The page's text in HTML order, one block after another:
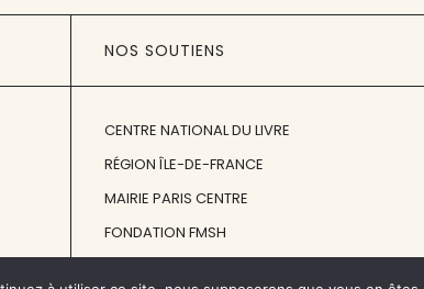
NOS SOUTIENS
CENTRE NATIONAL DU LIVRE
RÉGION ÎLE-DE-FRANCE
MAIRIE PARIS CENTRE
FONDATION FMSH